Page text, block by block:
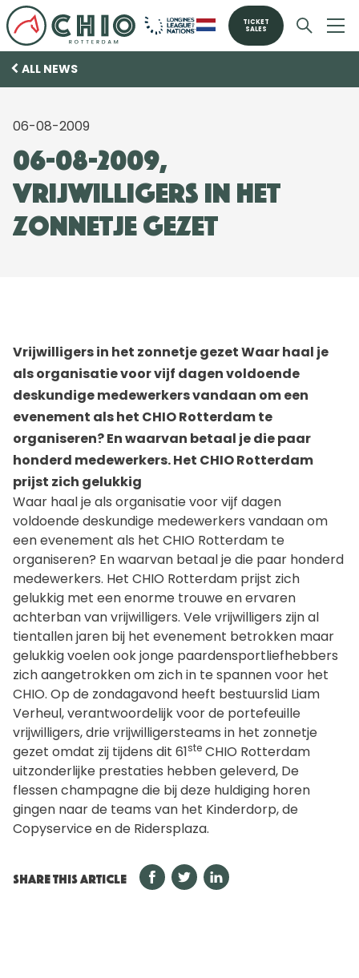
TICKET
SALES
ALL NEWS
06-08-2009
06-08-2009,
Vrijwilligers in het
zonnetje gezet
Vrijwilligers in het zonnetje gezet Waar haal je
als organisatie voor vijf dagen voldoende
deskundige medewerkers vandaan om een
evenement als het CHIO Rotterdam te
organiseren? En waarvan betaal je die paar
honderd medewerkers. Het CHIO Rotterdam
prijst zich gelukkig
Waar haal je als organisatie voor vijf dagen
voldoende deskundige medewerkers vandaan om
een evenement als het CHIO Rotterdam te
organiseren? En waarvan betaal je die paar honderd
medewerkers. Het CHIO Rotterdam prijst zich
gelukkig met een enorme trouwe en ervaren
achterban van vrijwilligers. Vele vrijwilligers zijn al
tientallen jaren bij het evenement betrokken maar
gelukkig voelen ook jonge paardensportliefhebbers
zich aangetrokken om zich in te spannen voor het
CHIO. Op de zondagavond heeft bestuurslid Liam
Verheul, verantwoordelijk voor de portefeuille
vrijwilligers, drie vrijwilligersteams in het zonnetje
gezet omdat zij tijdens dit 61ste CHIO Rotterdam
uitzonderlijke prestaties hebben geleverd, De
flessen champagne die bij deze huldiging horen
gingen naar de teams van het Kinderdorp, de
Copyservice en de Ridersplaza.
SHARE THIS ARTICLE